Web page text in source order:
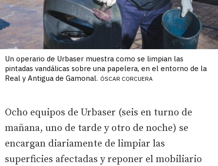
Un operario de Urbaser muestra como se limpian las
pintadas vandálicas sobre una papelera, en el entorno de la
Real y Antigua de Gamonal. ÓSCAR CORCUERA
Ocho equipos de Urbaser (seis en turno de
mañana, uno de tarde y otro de noche) se
encargan diariamente de limpiar las
superficies afectadas y reponer el mobiliario